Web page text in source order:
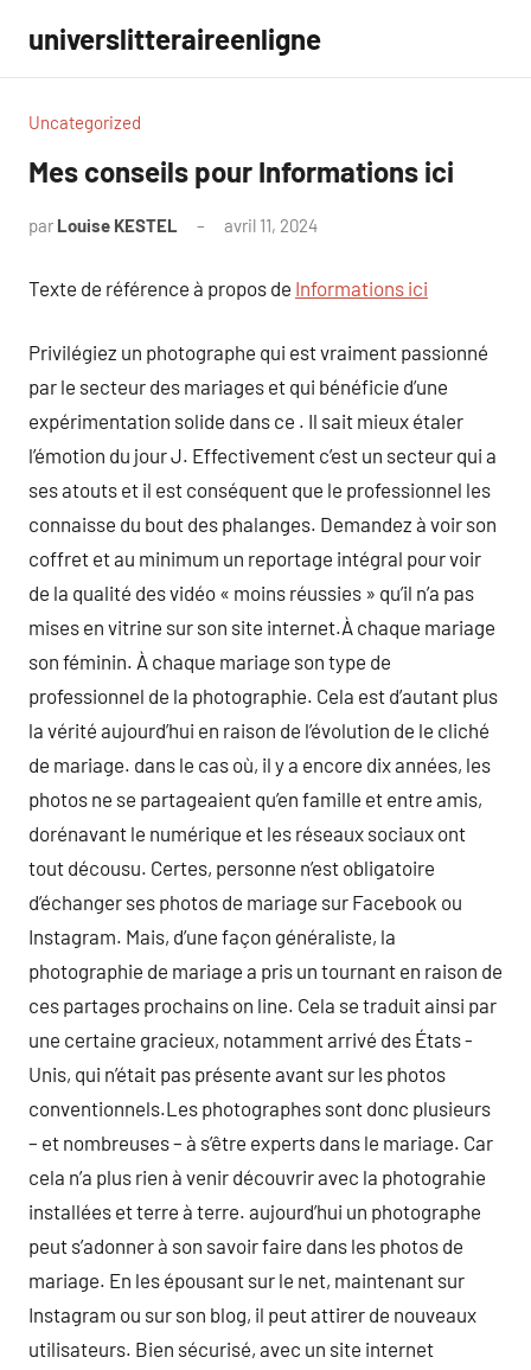
contenu
universlitteraireenligne
Uncategorized
Mes conseils pour Informations ici
par Louise KESTEL avril 11, 2024
Texte de référence à propos de Informations ici
Privilégiez un photographe qui est vraiment passionné
par le secteur des mariages et qui bénéficie d’une
expérimentation solide dans ce . Il sait mieux étaler
l’émotion du jour J. Effectivement c’est un secteur qui a
ses atouts et il est conséquent que le professionnel les
connaisse du bout des phalanges. Demandez à voir son
coffret et au minimum un reportage intégral pour voir
de la qualité des vidéo « moins réussies » qu’il n’a pas
mises en vitrine sur son site internet.À chaque mariage
son féminin. À chaque mariage son type de
professionnel de la photographie. Cela est d’autant plus
la vérité aujourd’hui en raison de l’évolution de le cliché
de mariage. dans le cas où, il y a encore dix années, les
photos ne se partageaient qu’en famille et entre amis,
dorénavant le numérique et les réseaux sociaux ont
tout décousu. Certes, personne n’est obligatoire
d’échanger ses photos de mariage sur Facebook ou
Instagram. Mais, d’une façon généraliste, la
photographie de mariage a pris un tournant en raison de
ces partages prochains on line. Cela se traduit ainsi par
une certaine gracieux, notamment arrivé des États -
Unis, qui n’était pas présente avant sur les photos
conventionnels.Les photographes sont donc plusieurs
– et nombreuses – à s’être experts dans le mariage. Car
cela n’a plus rien à venir découvrir avec la photograhie
installées et terre à terre. aujourd’hui un photographe
peut s’adonner à son savoir faire dans les photos de
mariage. En les épousant sur le net, maintenant sur
Instagram ou sur son blog, il peut attirer de nouveaux
utilisateurs. Bien sécurisé, avec un site internet